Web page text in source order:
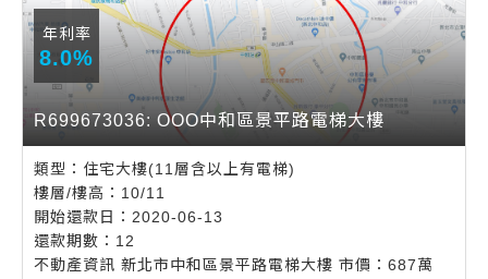
R699673036: OOO中和區景平路電梯大樓
年利率
8.0%
類型：住宅大樓(11層含以上有電梯)
樓層/樓高：10/11
開始還款日：2020-06-13
還款期數：12
不動產資訊 新北市中和區景平路電梯大樓 市價：687萬